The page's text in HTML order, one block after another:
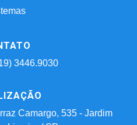
3446.9030
Camargo, 535 - Jardim